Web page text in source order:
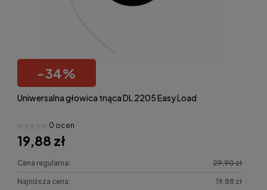
-34%
Uniwersalna głowica tnąca DL 2205 Easy Load
0 ocen
19,88 zł
Cena regularna: 29,90 zł
Najniższa cena: 19,88 zł